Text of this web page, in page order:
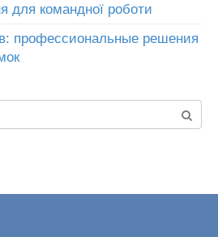
для командної роботи
профессиональные решения